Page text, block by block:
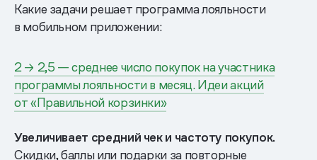
Какие задачи решает программа лояльности
в мобильном приложении:
2 → 2,5 — среднее число покупок на участника
программы лояльности в месяц. Идеи акций
от «Правильной корзинки»
Увеличивает средний чек и частоту покупок.
Скидки, баллы или подарки за повторные